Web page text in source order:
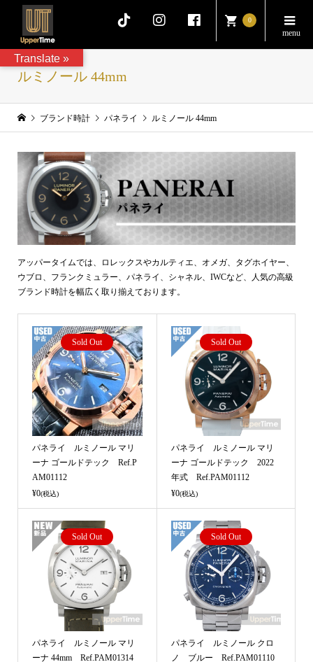
0
ルミノール 44mm
ブランド時計 パネライ ルミノール 44mm
アッパータイムでは、ロレックスやカルティエ、オメガ、タグホイヤー、
ウブロ、フランクミュラー、パネライ、シャネル、IWCなど、人気の高級
ブランド時計を幅広く取り揃えております。
Sold Out
パネライ ルミノール マリ
ーナ ゴールドテック Ref.P
AM01112
¥0(税込)
Sold Out
パネライ ルミノール マリ
ーナ ゴールドテック 2022
年式 Ref.PAM01112
¥0(税込)
Sold Out
パネライ ルミノール マリ
ーナ 44mm Ref.PAM01314
Sold Out
パネライ ルミノール クロ
ノ ブルー Ref.PAM01110
Translate »